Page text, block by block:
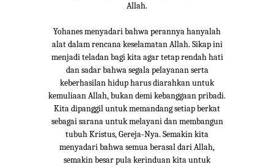
Allah.
Yohanes menyadari bahwa perannya hanyalah
alat dalam rencana keselamatan Allah. Sikap ini
menjadi teladan bagi kita agar tetap rendah hati
dan sadar bahwa segala pelayanan serta
keberhasilan hidup harus diarahkan untuk
kemuliaan Allah, bukan demi kebanggaan pribadi.
Kita dipanggil untuk memandang setiap berkat
sebagai sarana untuk melayani dan membangun
tubuh Kristus, Gereja-Nya. Semakin kita
menyadari bahwa semua berasal dari Allah,
semakin besar pula kerinduan kita untuk